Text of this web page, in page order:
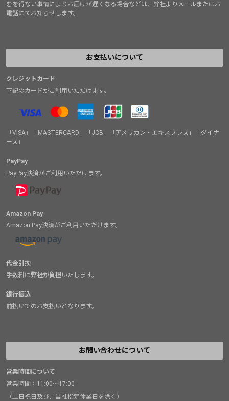
むを得ない事情によりお届けが遅くなる場合などは、弊社よりメールまたはお
電話にてお知らせします。
お支払いについて
クレジットカード
下記のカードがご利用いただけます。
「VISA」「MASTERCARD」「JCB」「アメリカン・エキスプレス」「ダイナ
ース」
PayPay
PayPay決済がご利用いただけます。
Amazon Pay
Amazon Pay決済がご利用いただけます。
代金引換
手数料は弊社が負担いたします。
銀行振込
前払いでのお支払いとなります。
お問い合わせについて
営業時間について
営業時間：11:00～17:00
（土日祝日及び、当社指定休業日を除く）